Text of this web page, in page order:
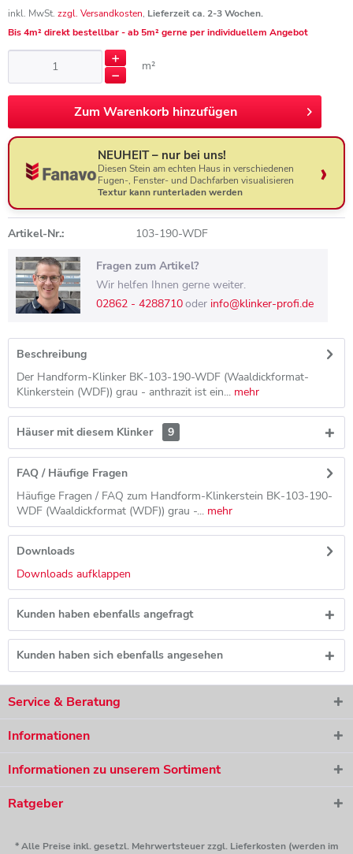
inkl. MwSt. zzgl. Versandkosten, Lieferzeit ca. 2-3 Wochen.
Bis 4m² direkt bestellbar - ab 5m² gerne per individuellem Angebot
m²
Zum Warenkorb hinzufügen
NEUHEIT – nur bei uns!
Diesen Stein am echten Haus in verschiedenen
Fugen-, Fenster- und Dachfarben visualisieren
Textur kann runterladen werden
Artikel-Nr.: 103-190-WDF
Fragen zum Artikel?
Wir helfen Ihnen gerne weiter.
02862 - 4288710oder info@klinker-profi.de
Beschreibung
Der Handform-Klinker BK-103-190-WDF (Waaldickformat-
Klinkerstein (WDF)) grau - anthrazit ist ein... mehr
Häuser mit diesem Klinker 9
FAQ / Häufige Fragen
Häufige Fragen / FAQ zum Handform-Klinkerstein BK-103-190-
WDF (Waaldickformat (WDF)) grau -... mehr
Downloads
Downloads aufklappen
Kunden haben ebenfalls angefragt
Kunden haben sich ebenfalls angesehen
Service & Beratung
Informationen
Informationen zu unserem Sortiment
Ratgeber
* Alle Preise inkl. gesetzl. Mehrwertsteuer zzgl. Lieferkosten (werden im